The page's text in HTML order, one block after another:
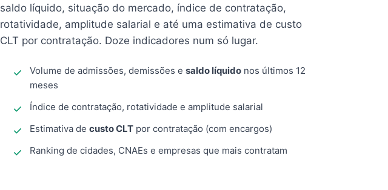
saldo líquido, situação do mercado, índice de contratação,
rotatividade, amplitude salarial e até uma estimativa de custo
CLT por contratação. Doze indicadores num só lugar.
Volume de admissões, demissões e saldo líquido nos últimos 12
meses
Índice de contratação, rotatividade e amplitude salarial
Estimativa de custo CLT por contratação (com encargos)
Ranking de cidades, CNAEs e empresas que mais contratam